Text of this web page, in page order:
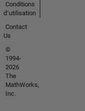
Conditions
d՚utilisation
Contact
Us
©
1994-
2026
The
MathWorks,
Inc.